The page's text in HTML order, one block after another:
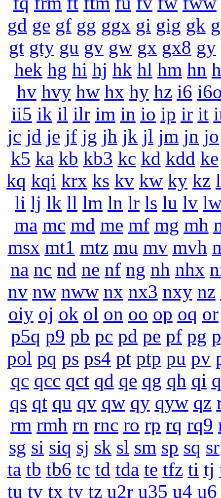
gd ge gf gg ggx gi gig gk
gt gty gu gv gw gx gx8 gy
hek hg hi hj hk hl hm hn
hv hvy hw hx hy hz i6
ii5 ik il ilr im in io ip ir it
jc jd je jf jg jh jk jl jm jn jo
k5 ka kb kb3 kc kd kdd ke
kq kqi krx ks kv kw ky kz
li lj lk ll lm ln lr ls lu lv
ma mc md me mf mg mh
msx mt1 mtz mu mv mvh
na nc nd ne nf ng nh nhx
nv nw nww nx nx3 nxy nz
oiy oj ok ol on oo op oq or
p5q p9 pb pc pd pe pf pg
pol pq ps ps4 pt ptp pu pv
qc qcc qct qd qe qg qh qi
qs qt qu qv qw qy qyw qz
rm rmh rn rnc ro rp rq rq9
sg si siq sj sk sl sm sp sq sr
ta tb tb6 tc td tda te tfz ti tj
tu tv tx ty tz u2r u35 u4 u6